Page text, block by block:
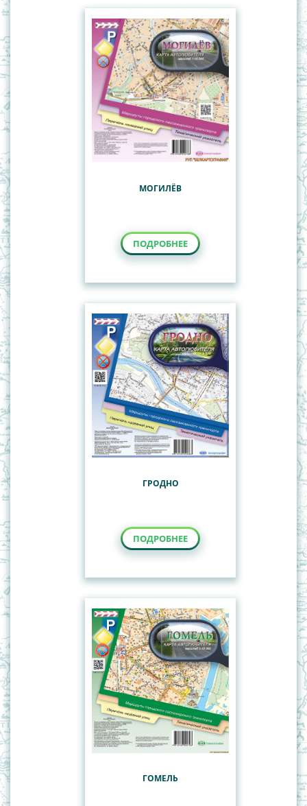
МОГИЛЁВ
ПОДРОБНЕЕ
ГРОДНО
ПОДРОБНЕЕ
ГОМЕЛЬ